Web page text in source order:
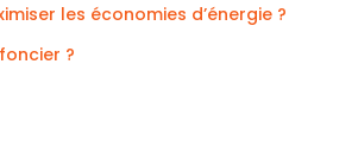
les économies d’énergie ?
?